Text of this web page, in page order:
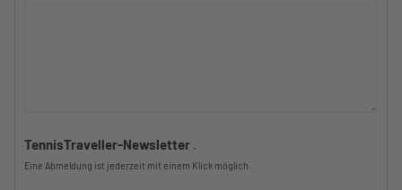
TennisTraveller-Newsletter .
Eine Abmeldung ist jederzeit mit einem Klick möglich.